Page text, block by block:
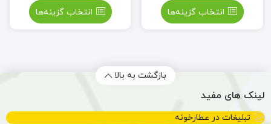
انتخاب گزینه‌ها
انتخاب گزینه‌ها
بازگشت به بالا
لینک های مفید
تبلیغات در عطارخونه